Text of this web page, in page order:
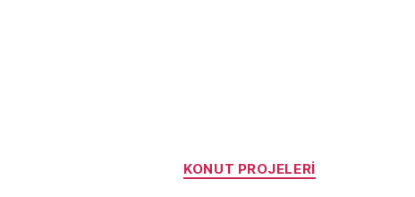
Categories
KONUT PROJELERI